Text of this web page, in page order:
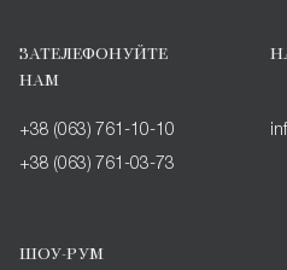
ЗАТЕЛЕФОНУЙТЕ
НАМ
+38 (063) 761-10-10
+38 (063) 761-03-73
ШОУ-РУМ